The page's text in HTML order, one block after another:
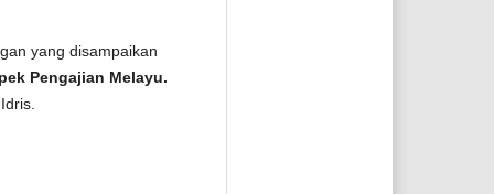
yang disampaikan
Pengajian Melayu.